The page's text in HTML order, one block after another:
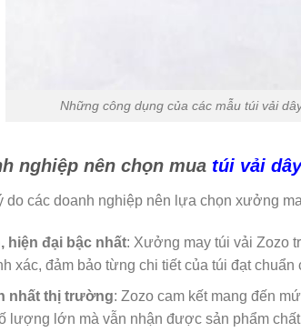
Những công dụng của các mẫu túi vải
nghiệp nên chọn mua túi vải
các doanh nghiệp nên lựa chọn xưởng
hiện đại bậc nhất: Xưởng may túi vải Zozo
xác, đảm bảo từng chi tiết của túi đạt
nhất thị trường: Zozo cam kết mang đến
lượng lớn mà vẫn nhận được sản phẩm